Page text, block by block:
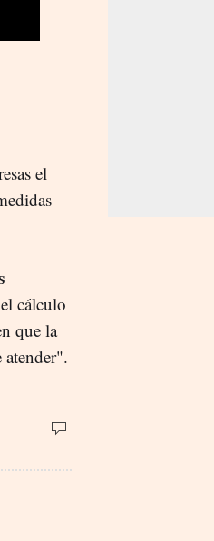
el
cálculo
que la